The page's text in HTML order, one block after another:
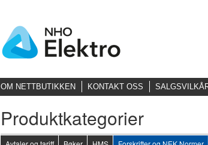
OM NETTBUTIKKEN KONTAKT OSS
Produktkategorier